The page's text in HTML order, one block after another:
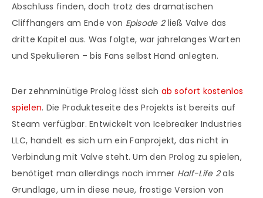
Abschluss finden, doch trotz des dramatischen
Cliffhangers am Ende von Episode 2ließ Valve das
dritte Kapitel aus. Was folgte, war jahrelanges Warten
und Spekulieren – bis Fans selbst Hand anlegten.
Der zehnminütige Prolog lässt sich ab sofort kostenlos
spielen. Die Produkteseite des Projekts ist bereits auf
Steam verfügbar. Entwickelt von Icebreaker Industries
LLC, handelt es sich um ein Fanprojekt, das nicht in
Verbindung mit Valve steht. Um den Prolog zu spielen,
benötiget man allerdings noch immer Half-Life 2als
Grundlage, um in diese neue, frostige Version von